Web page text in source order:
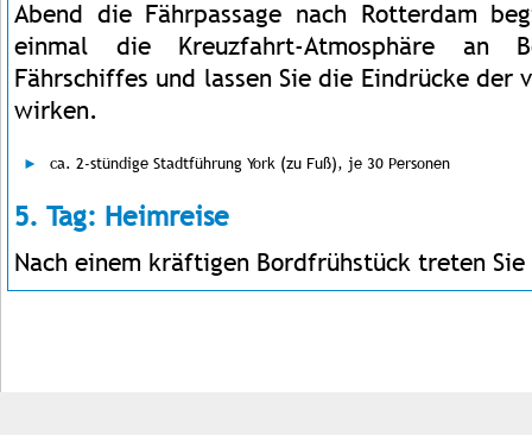
Abend die Fährpassage nach Rotterdam
einmal die Kreuzfahrt-Atmosphäre an
Fährschiffes und lassen Sie die Eindrücke der
wirken.
ca. 2-stündige Stadtführung York (zu Fuß), je 30 Personen
5. Tag: Heimreise
Nach einem kräftigen Bordfrühstück treten